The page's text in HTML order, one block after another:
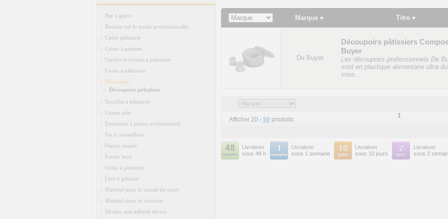
Bac à glace
Bassine cul de poule professionnelle
Cadre pâtisserie
Caisse à génoise
Cercles et formes à pâtisserie
Corne à pâtisserie
Découpoir
Découpoirs polyglass
Douilles à pâtisserie
Coupe-pâte
Entonnoir à piston professionnel
Fer à caraméliser
Flacon souple
Forme inox
Grille à pâtisserie
Lyre à génoise
Matériel pour le travail du sucre
Matériel pour le chocolat
Moules anti-adhésif divers
Marque Titre
De Buyer
Découpoirs pâtissiers
Buyer
Les découpoirs professionnels De
sont en plastique alimentaire ultra
vous...
Afficher 20 - 50 produits
1
Livraison
sous 48 h
Livraison
sous 1 semaine
Livraison
sous 10 jours
Livraison
sous 2